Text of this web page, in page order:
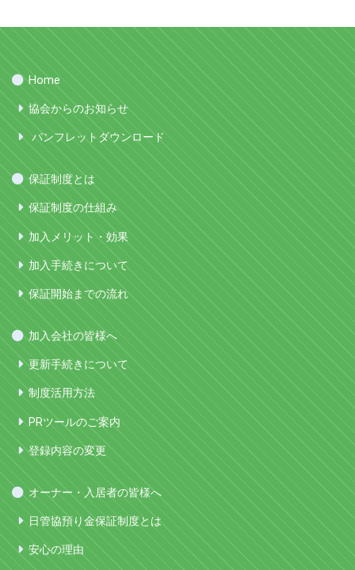
Home
協会からのお知らせ
パンフレットダウンロード
保証制度とは
保証制度の仕組み
加入メリット・効果
加入手続きについて
保証開始までの流れ
加入会社の皆様へ
更新手続きについて
制度活用方法
PRツールのご案内
登録内容の変更
オーナー・入居者の皆様へ
日管協預り金保証制度とは
安心の理由